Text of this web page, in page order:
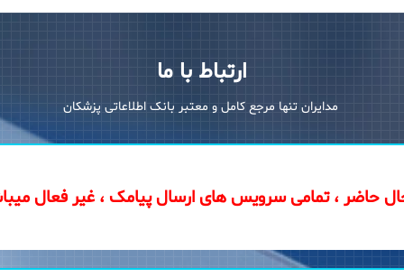
ارتباط با ما
حاضر ، تمامی سرویس های ارسال پیامک ، غیر فعال